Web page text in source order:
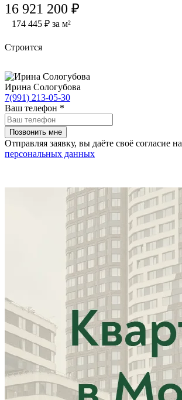
16 921 200 ₽
174 445 ₽ за м²
Строится
Ирина Сологубова
7(991) 213-05-30
Ваш телефон *
Отправляя заявку, вы даёте своё согласие на
персональных данных